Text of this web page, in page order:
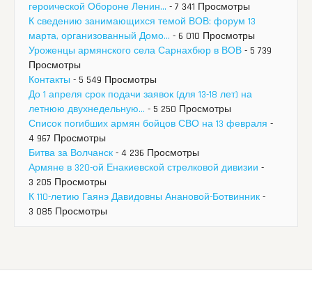
героической Обороне Ленин... - 7 341 Просмотры
К сведению занимающихся темой ВОВ: форум 13
марта, организованный Домо... - 6 010 Просмотры
Уроженцы армянского села Сарнахбюр в ВОВ - 5 739
Просмотры
Контакты - 5 549 Просмотры
До 1 апреля срок подачи заявок (для 13-18 лет) на
летнюю двухнедельную... - 5 250 Просмотры
Список погибших армян бойцов СВО на 13 февраля -
4 967 Просмотры
Битва за Волчанск - 4 236 Просмотры
Армяне в 320-ой Енакиевской стрелковой дивизии -
3 205 Просмотры
К 110-летию Гаянэ Давидовны Анановой-Ботвинник -
3 085 Просмотры